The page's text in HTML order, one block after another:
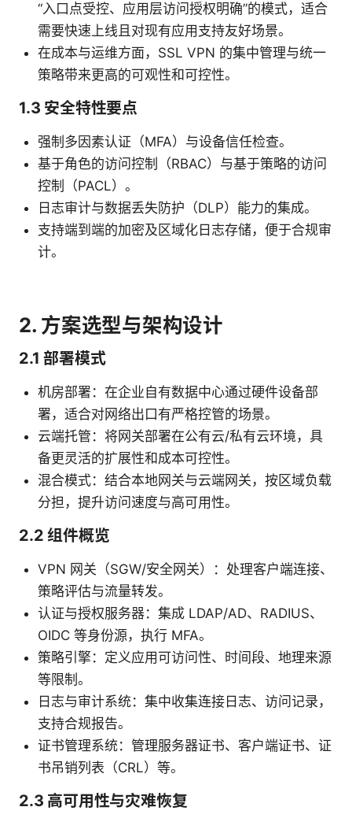
“入口点受控、应用层访问授权明确”的模式，适合
需要快速上线且对现有应用支持友好场景。
在成本与运维方面，SSL VPN 的集中管理与统一
策略带来更高的可观性和可控性。
1.3 安全特性要点
强制多因素认证（MFA）与设备信任检查。
基于角色的访问控制（RBAC）与基于策略的访问
控制（PACL）。
日志审计与数据丢失防护（DLP）能力的集成。
支持端到端的加密及区域化日志存储，便于合规审
计。
2. 方案选型与架构设计
2.1 部署模式
机房部署：在企业自有数据中心通过硬件设备部
署，适合对网络出口有严格控管的场景。
云端托管：将网关部署在公有云/私有云环境，具
备更灵活的扩展性和成本可控性。
混合模式：结合本地网关与云端网关，按区域负载
分担，提升访问速度与高可用性。
2.2 组件概览
VPN 网关（SGW/安全网关）：处理客户端连接、
策略评估与流量转发。
认证与授权服务器：集成 LDAP/AD、RADIUS、
OIDC 等身份源，执行 MFA。
策略引擎：定义应用可访问性、时间段、地理来源
等限制。
日志与审计系统：集中收集连接日志、访问记录，
支持合规报告。
证书管理系统：管理服务器证书、客户端证书、证
书吊销列表（CRL）等。
2.3 高可用性与灾难恢复